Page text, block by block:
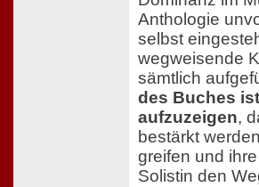
Anthologie
selbst
wegweisende
sämtlich
des Buches
aufzuzeigen,
bestärkt
greifen und
Solistin den